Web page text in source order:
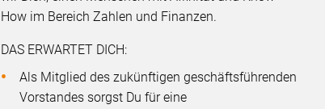
How im Bereich Zahlen und Finanzen.
DAS ERWARTET DICH:
Als Mitglied des zukünftigen geschäftsführenden
Vorstandes sorgst Du für eine